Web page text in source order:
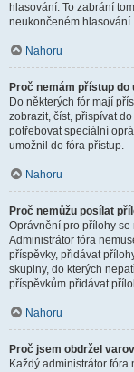
hlasování. To zabrání
neukončeném hlasování.
Nahoru
Proč nemám přístup
Do některých fór mají
zobrazit, číst, přispívat
potřebovat speciální
umožnil do fóra přístup.
Nahoru
Proč nemůžu posílat
Oprávnění pro přílohy
Administrátor fóra
příspěvky, přidávat
skupiny, do kterých
příspěvkům přidávat
Nahoru
Proč jsem obdržel
Každý administrátor